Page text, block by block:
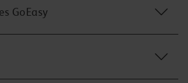
af
med forskellige egenskaber,
brændstofferne indeholder
GoEasy
og på Q8’s eget